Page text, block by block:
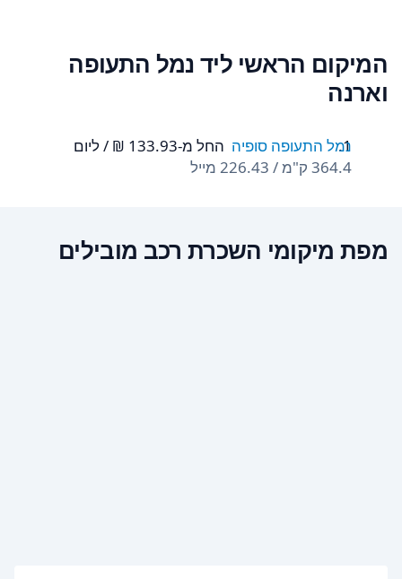
המיקום הראשי ליד נמל התעופה
וארנה
נמל התעופה סופיה החל מ-‏133.93 ‏₪ / ליום
364.4 ק"מ / 226.43 מייל
מפת מיקומי השכרת רכב מובילים